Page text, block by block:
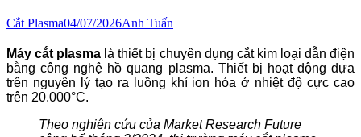
Cắt Plasma04/07/2026Anh Tuấn
Máy cắt plasma là thiết bị chuyên dụng cắt kim loại dẫn điện
bằng công nghệ hồ quang plasma. Thiết bị hoạt động dựa
trên nguyên lý tạo ra luồng khí ion hóa ở nhiệt độ cực cao
trên 20.000°C.
Theo nghiên cứu của Market Research Future